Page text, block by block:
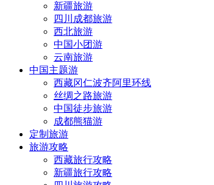
新疆旅游
四川成都旅游
西北旅游
中国小团游
云南旅游
中国主题游
西藏冈仁波齐阿里环线
丝绸之路旅游
中国徒步旅游
成都熊猫游
定制旅游
旅游攻略
西藏旅行攻略
新疆旅行攻略